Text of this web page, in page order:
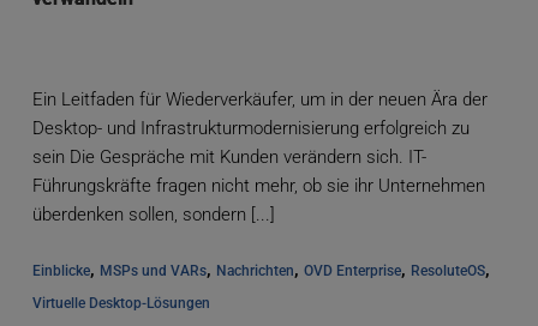
Ein Leitfaden für Wiederverkäufer, um in der neuen Ära der
Desktop- und Infrastrukturmodernisierung erfolgreich zu
sein Die Gespräche mit Kunden verändern sich. IT-
Führungskräfte fragen nicht mehr, ob sie ihr Unternehmen
überdenken sollen, sondern [...]
Einblicke, MSPs und VARs, Nachrichten, OVD Enterprise, ResoluteOS
Virtuelle Desktop-Lösungen